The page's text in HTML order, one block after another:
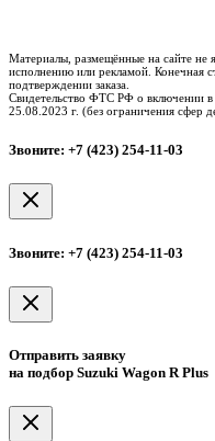
Материалы, размещённые на сайте не
исполнению или рекламой. Конечная
подтверждении заказа.
Свидетельство ФТС РФ о включении
25.08.2023 г. (без ограничения сфер
Звоните: +7 (423) 254-11-03
Звоните: +7 (423) 254-11-03
Отправить заявку
на подбор Suzuki Wagon R Plus